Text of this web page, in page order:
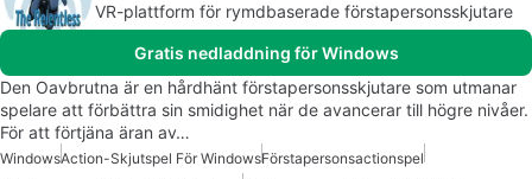
VR-plattform för rymdbaserade förstapersonsskjutare
Gratis nedladdning för Windows
Den Oavbrutna är en hårdhänt förstapersonsskjutare som utmanar
spelare att förbättra sin smidighet när de avancerar till högre nivåer.
För att förtjäna äran av…
WindowsAction-Skjutspel För WindowsFörstapersonsactionspel